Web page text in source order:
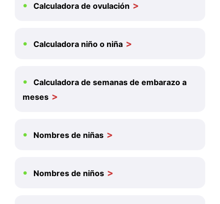
Calculadora de ovulación
Calculadora niño o niña
Calculadora de semanas de embarazo a
meses
Nombres de niñas
Nombres de niños